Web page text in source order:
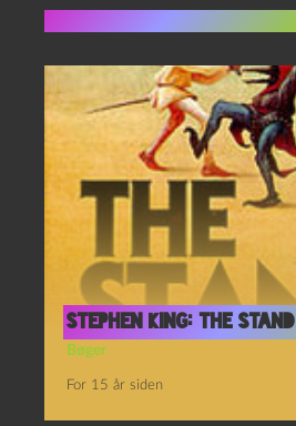
Stephen King: The Stand
Bøger
For 15 år siden